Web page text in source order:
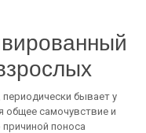
периодически бывает у
общее самочувствие и
поноса